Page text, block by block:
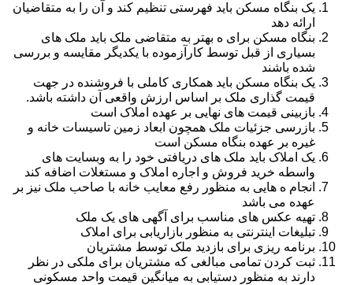
یک بنگاه مسکن باید فهرستی تنظیم کند و آن را به متقاضیان
ارائه دهد
بنگاه مسکن برای ه بهتر به متقاضی ملک باید ملک های
بسیاری از قبل توسط کارآزموده با یکدیگر مقایسه و بررسی
شده باشند
یک بنگاه مسکن باید همکاری کاملی با فروشنده در جهت
قیمت گذاری ملک بر اساس ارزش واقعی آن داشته باشد.
بازبینی قیمت های نهایی بر عهده املاک است
بازرسی جزئیات ملک همچون ابعاد زمین تاسیسات خانه و
غیره بر عهده بنگاه مسکن است
یک املاک باید ملک های دریافتی خود را به وبسایت های
واسطه خرید فروش و اجاره املاک و مستغلات اضافه کند
انجام ه هایی به منظور رفع معایب خانه با صاحب ملک نیز بر
عهده می باشد
تهیه عکس های مناسب برای آگهی های یک ملک
تبلیغات اینترنتی به منظور بازاریابی برای املاک
برنامه ریزی برای بازدید ملک توسط مشتریان
ثبت کردن تمامی مبالغی که مشتریان برای ملکی در نظر
دارند به منظور دستیابی به میانگین قیمت واحد مسکونی